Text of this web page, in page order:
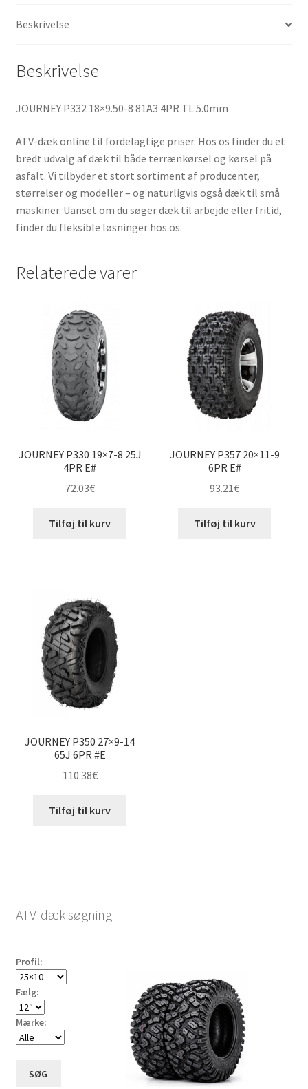
o
r
p
Beskrivelse
Beskrivelse
JOURNEY P332 18×9.50-8 81A3 4PR TL 5.0mm
ATV-dæk online til fordelagtige priser. Hos os finder du et
bredt udvalg af dæk til både terrænkørsel og kørsel på
asfalt. Vi tilbyder et stort sortiment af producenter,
størrelser og modeller – og naturligvis også dæk til små
maskiner. Uanset om du søger dæk til arbejde eller fritid,
finder du fleksible løsninger hos os.
Relaterede varer
JOURNEY P330 19×7-8 25J
4PR E#
72.03€
Tilføj til kurv
JOURNEY P357 20×11-9
6PR E#
93.21€
Tilføj til kurv
JOURNEY P350 27×9-14
65J 6PR #E
110.38€
Tilføj til kurv
ATV-dæk søgning
Profil:
Fælg:
Mærke:
SØG